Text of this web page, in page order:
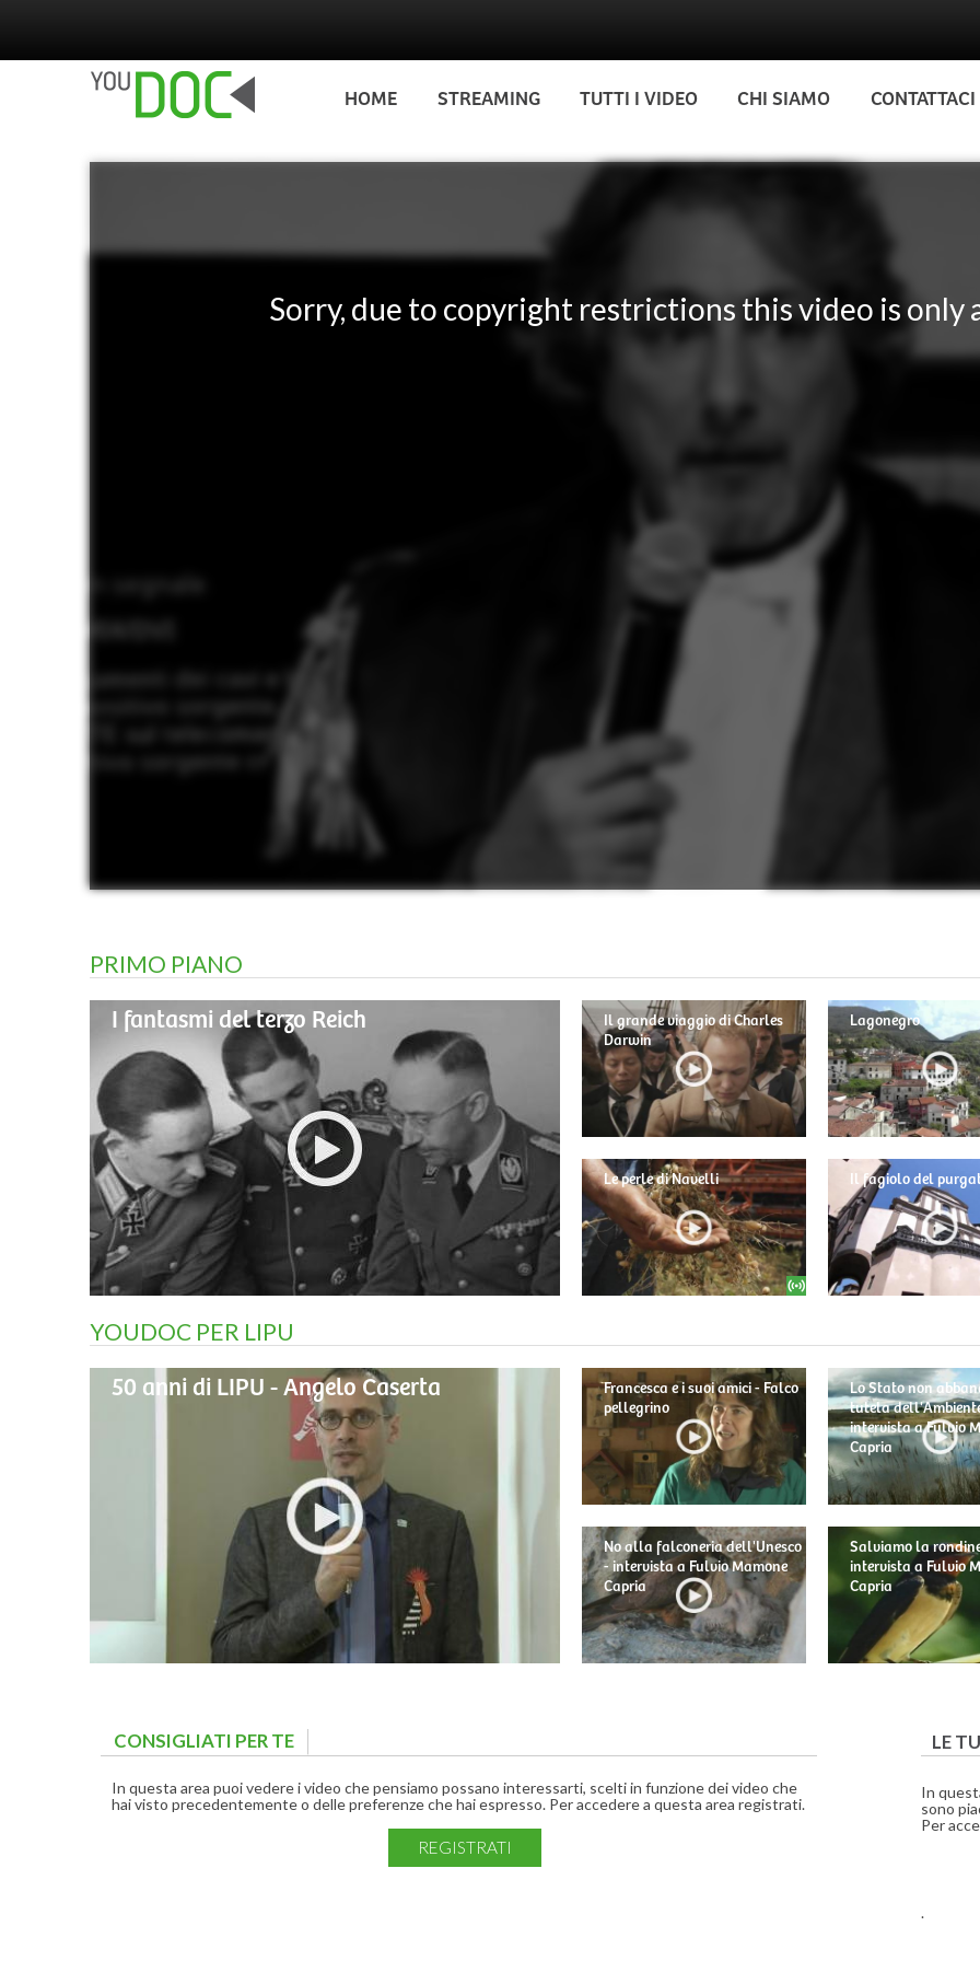
HOME STREAMING TUTTI I VIDEO CHI SIAMO CONTATTACI
Sorry, due to copyright restrictions this video is only
PRIMO PIANO
I fantasmi del terzo Reich
Il grande viaggio di Charles
Darwin
Le perle di Navelli
Lagonegro
Il fagiolo del
YOUDOC PER LIPU
50 anni di LIPU - Angelo Caserta
Francesca e i suoi amici - Falco
pellegrino
No alla falconeria dell'Unesco
- intervista a Fulvio Mamone
Capria
Lo Stato non
tutela
intervista a Fulvio
Capria
Salviamo la
intervista a Fulvio
Capria
CONSIGLIATI PER TE
In questa area puoi vedere i video che pensiamo possano interessarti, scelti in funzione dei video che
hai visto precedentemente o delle preferenze che hai espresso. Per accedere a questa area registrati.
REGISTRATI
LE
In
sono
Per
.